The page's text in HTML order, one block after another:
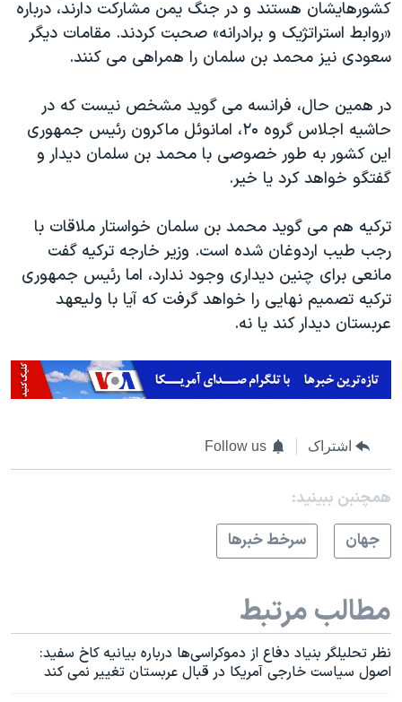
کشورهایشان هستند و در جنگ یمن مشارکت دارند، درباره
«روابط استراتژیک و برادرانه» صحبت کردند. مقامات دیگر
سعودی نیز محمد بن سلمان را همراهی می کنند.
در همین حال، فرانسه می گوید مشخص نیست که در
حاشیه اجلاس گروه ۲۰، امانوئل ماکرون رئیس جمهوری
این کشور به طور خصوصی با محمد بن سلمان دیدار و
گفتگو خواهد کرد یا خیر.
ترکیه هم می گوید محمد بن سلمان خواستار ملاقات با
رجب طیب اردوغان شده است. وزیر خارجه ترکیه گفت
مانعی برای چنین دیداری وجود ندارد، اما رئیس جمهوری
ترکیه تصمیم نهایی را خواهد گرفت که آیا با ولیعهد
عربستان دیدار کند یا نه.
اشتراک Follow us
همچنبن ببینید:
جهان
سرخط خبرها
مطالب مرتبط
نظر تحلیلگر بنیاد دفاع از دموکراسی‌ها درباره بیانیه کاخ سفید:
اصول سیاست خارجی آمریکا در قبال عربستان تغییر نمی کند